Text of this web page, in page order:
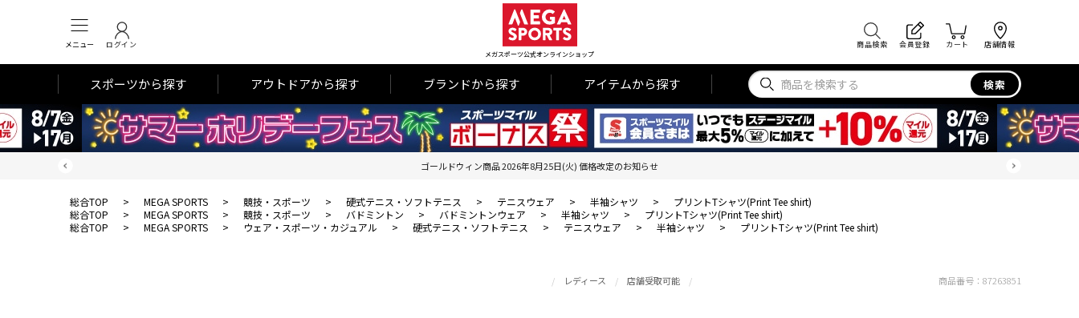
メニュー ログイン
メガスポーツ公式オンラインショップ
商品検索 会員登録 カート 店舗情報
スポーツから探す アウトドアから探す ブランドから探す アイテムから探す 検索
ゴールドウィン商品 2026年8月25日(火) 価格改定のお知らせ
総合TOP > MEGA SPORTS > 競技・スポーツ > 硬式テニス・ソフトテニス > テニスウェア > 半袖シャツ >
プリントTシャツ(Print Tee shirt)
総合TOP
> MEGA SPORTS > 競技・スポーツ > バドミントン > バドミントンウェア > 半袖シャツ >
プリントTシャツ(Print Tee shirt)
総合TOP
> MEGA SPORTS > ウェア・スポーツ・カジュアル > 硬式テニス・ソフトテニス > テニスウェア > 半袖シャツ > プリントTシャツ(Print Tee shirt)
レディース 店舗受取可能 商品番号： 87263851